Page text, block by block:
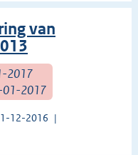
van
2017
01-2017
12-2016